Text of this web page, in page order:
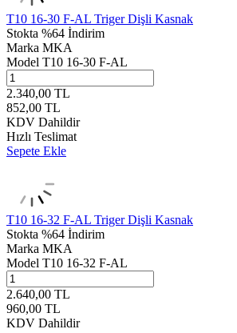
T10 16-30 F-AL Triger Dişli Kasnak
Stokta %64 İndirim
Marka MKA
Model T10 16-30 F-AL
2.340,00 TL
852,00 TL
KDV Dahildir
Hızlı Teslimat
Sepete Ekle
T10 16-32 F-AL Triger Dişli Kasnak
Stokta %64 İndirim
Marka MKA
Model T10 16-32 F-AL
2.640,00 TL
960,00 TL
KDV Dahildir